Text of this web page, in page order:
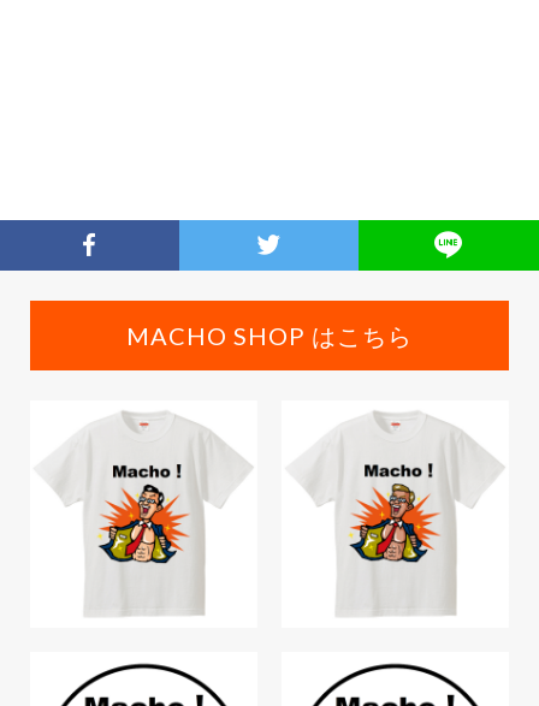
MACHO SHOP はこちら